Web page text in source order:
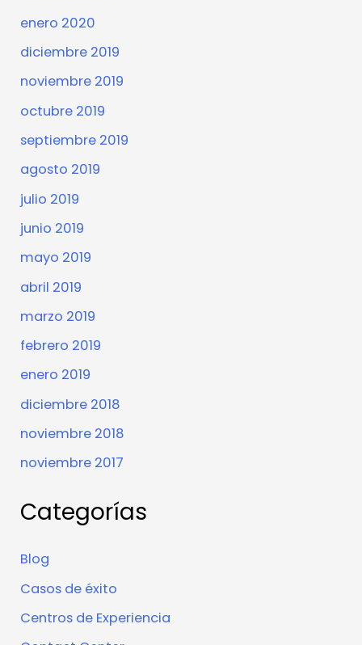
enero 2020
diciembre 2019
noviembre 2019
octubre 2019
septiembre 2019
agosto 2019
julio 2019
junio 2019
mayo 2019
abril 2019
marzo 2019
febrero 2019
enero 2019
diciembre 2018
noviembre 2018
noviembre 2017
Categorías
Blog
Casos de éxito
Centros de Experiencia